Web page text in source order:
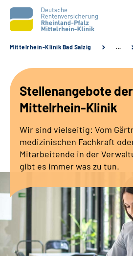
Unsere Angebote
Karriere
Zuweisende &
Leichte Sprache
Mittelrhein-Klinik Bad Salzig …
Stellenangebote der
Mittelrhein-Klinik
Wir sind vielseitig: Vom
medizinischen Fachkraft
Mitarbeitende in der
gibt es immer was zu tun.